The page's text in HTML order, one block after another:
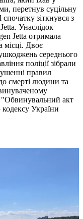
перетнув суцільну
зіткнувся з
Унаслідок
Jetta отримала
місці. Двоє
середнього
поліції зібрали
правил
смерті людини та
"Обвинувальний акт
України